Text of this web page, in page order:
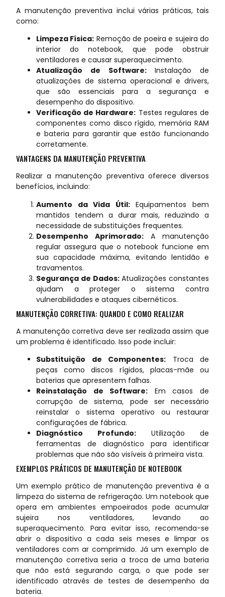
A manutenção preventiva inclui várias práticas, tais
como:
Limpeza Física: Remoção de poeira e sujeira do
interior do notebook, que pode obstruir
ventiladores e causar superaquecimento.
Atualização de Software:Instalação de
atualizações de sistema operacional e drivers,
que são essenciais para a segurança e
desempenho do dispositivo.
Verificação de Hardware: Testes regulares de
componentes como disco rígido, memória RAM
e bateria para garantir que estão funcionando
corretamente.
VANTAGENS DA MANUTENÇÃO PREVENTIVA
Realizar a manutenção preventiva oferece diversos
benefícios, incluindo:
Aumento da Vida Útil:Equipamentos bem
mantidos tendem a durar mais, reduzindo a
necessidade de substituições frequentes.
Desempenho Aprimorado: A manutenção
regular assegura que o notebook funcione em
sua capacidade máxima, evitando lentidão e
travamentos.
Segurança de Dados:Atualizações constantes
ajudam a proteger o sistema contra
vulnerabilidades e ataques cibernéticos.
MANUTENÇÃO CORRETIVA: QUANDO E COMO REALIZAR
A manutenção corretiva deve ser realizada assim que
um problema é identificado. Isso pode incluir:
Substituição de Componentes: Troca de
peças como discos rígidos, placas-mãe ou
baterias que apresentem falhas.
Reinstalação de Software: Em casos de
corrupção de sistema, pode ser necessário
reinstalar o sistema operativo ou restaurar
configurações de fábrica.
Diagnóstico Profundo: Utilização de
ferramentas de diagnóstico para identificar
problemas que não são visíveis à primeira vista.
EXEMPLOS PRÁTICOS DE MANUTENÇÃO DE NOTEBOOK
Um exemplo prático de manutenção preventiva é a
limpeza do sistema de refrigeração. Um notebook que
opera em ambientes empoeirados pode acumular
sujeira nos ventiladores, levando ao
superaquecimento. Para evitar isso, recomenda-se
abrir o dispositivo a cada seis meses e limpar os
ventiladores com ar comprimido. Já um exemplo de
manutenção corretiva seria a troca de uma bateria
que não está segurando carga, o que pode ser
identificado através de testes de desempenho da
bateria.